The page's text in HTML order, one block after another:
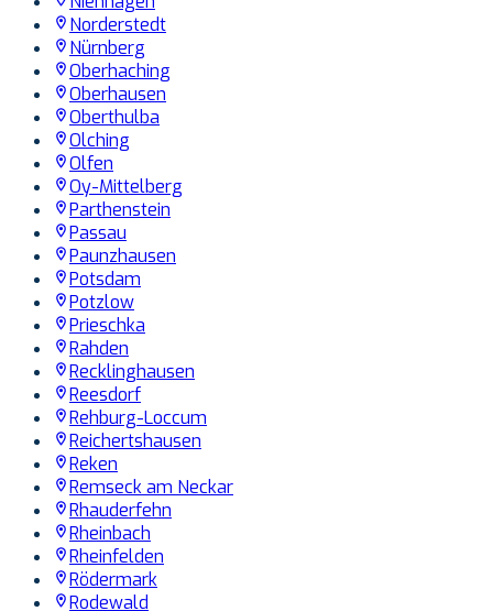
Norderstedt
Nürnberg
Oberhaching
Oberhausen
Oberthulba
Olching
Olfen
Oy-Mittelberg
Parthenstein
Passau
Paunzhausen
Potsdam
Potzlow
Prieschka
Rahden
Recklinghausen
Reesdorf
Rehburg-Loccum
Reichertshausen
Reken
Remseck am Neckar
Rhauderfehn
Rheinbach
Rheinfelden
Rödermark
Rodewald